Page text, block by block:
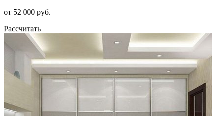
от 52 000 руб.
Рассчитать